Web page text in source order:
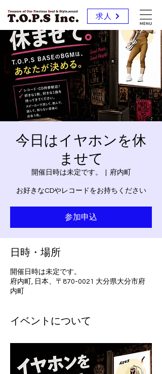
求人
今日はイヤホンを休
ませて
開催日時は未定です。 府内町
お好きなCDやレコードをお持ちください
参加申込
日時・場所
開催日時は未定です。
府内町, 日本、〒870-0021 大分県大分市府
内町
イベントについて